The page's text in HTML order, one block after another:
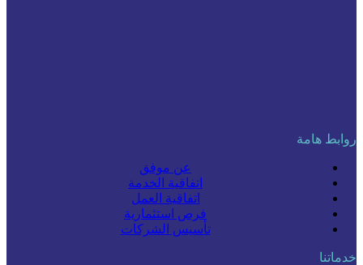
روابط هامة
عن موفق
اتفاقية الخدمة
اتفاقية العمل
فرص استثمارية
تأسيس الشركات
خدماتنا